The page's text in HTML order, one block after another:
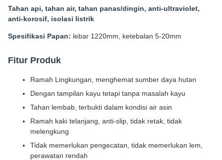
Tahan api, tahan air, tahan panas/dingin, anti-ultraviolet,
anti-korosif, isolasi listrik
Spesifikasi Papan: lebar 1220mm, ketebalan 5-20mm
Fitur Produk
Ramah Lingkungan, menghemat sumber daya hutan
Dengan tampilan kayu tetapi tanpa masalah kayu
Tahan lembab, terbukti dalam kondisi air asin
Ramah kaki telanjang, anti-slip, tidak retak, tidak
melengkung
Tidak memerlukan pengecatan, tidak memerlukan lem,
perawatan rendah